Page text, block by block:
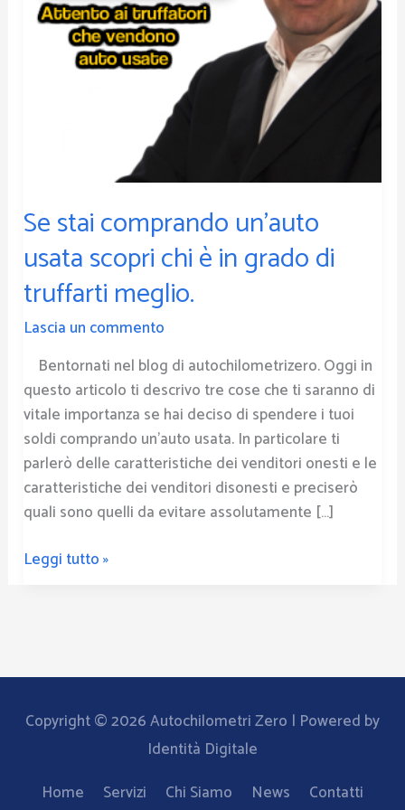
Se stai comprando un’auto
usata scopri chi è in grado di
truffarti meglio.
Lascia un commento
Bentornati nel blog di autochilometrizero. Oggi in
questo articolo ti descrivo tre cose che ti saranno di
vitale importanza se hai deciso di spendere i tuoi
soldi comprando un’auto usata. In particolare ti
parlerò delle caratteristiche dei venditori onesti e le
caratteristiche dei venditori disonesti e preciserò
quali sono quelli da evitare assolutamente […]
Leggi tutto »
Copyright © 2026Autochilometri Zero | Powered by
Identità Digitale
Home
Servizi Chi Siamo News
Contatti